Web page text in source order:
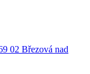
02 Březová nad